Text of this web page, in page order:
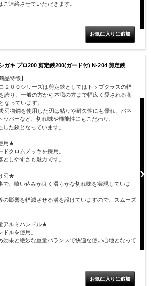
連絡させていただきます。
ガキ プロ200 剪定鋏200(ガード付) N-204 剪定鋏
品特徴】
２００シリーズは剪定鋏としてはトップクラスの軽
誇り、一般の方から本職の方まで幅広く愛される商
なっています。
刃物鋼を使用した刃は粘りや耐久性にも優れ、バネ
パーなど、切れ味や機能性にもこだわり、
た鋏となっています。
用★
クロムメッキを採用。
しやすさも魅力です。
刃★
で、喰い込みが良く滑らかな切れ味を実現していま
の影響を軽減させる溝を設けていますので、スムーズ
アルミハンドル★
ルを使用。
効果と絶妙な重量バランスで快適な使い心地となって